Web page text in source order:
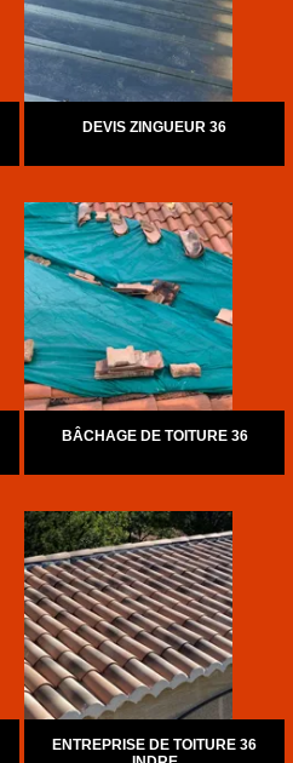
DEVIS ZINGUEUR 36
BÂCHAGE DE TOITURE 36
ENTREPRISE DE TOITURE 36